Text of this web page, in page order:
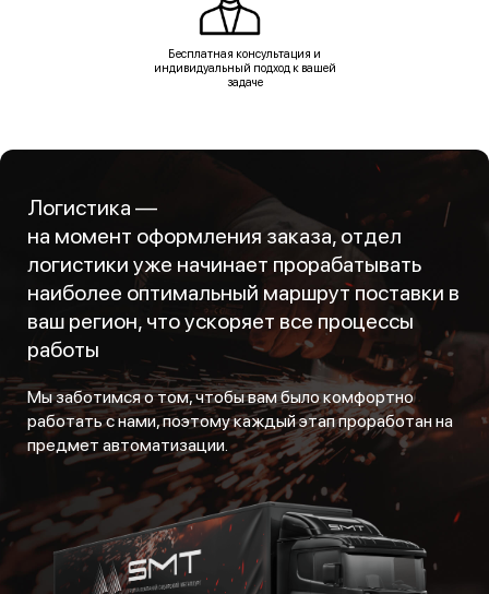
Бесплатная консультация и
индивидуальный подход к вашей
задаче
Логистика —
на момент оформления заказа, отдел
логистики уже начинает прорабатывать
наиболее оптимальный маршрут поставки в
ваш регион, что ускоряет все процессы
работы
Мы заботимся о том, чтобы вам было комфортно
работать с нами, поэтому каждый этап проработан на
предмет автоматизации.